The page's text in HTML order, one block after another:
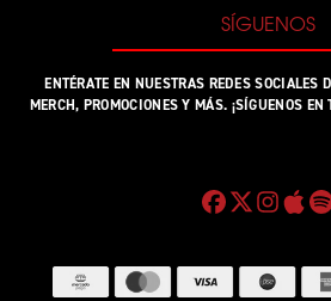
SÍGUENOS
ENTÉRATE EN NUESTRAS REDES SOCIALES
MERCH, PROMOCIONES Y MÁS. ¡SÍGUENOS